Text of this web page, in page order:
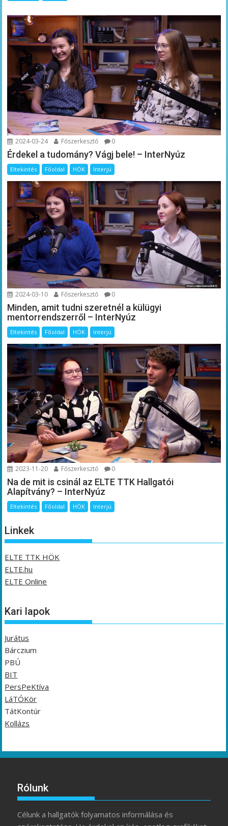
2024-03-24 Főszerkesztő 0
Érdekel a tudomány? Vágj bele! – InterNyúz
Eltekintés Főoldal HÖK Interjú
2024-03-10 Főszerkesztő 0
Minden, amit tudni szeretnél a külügyi
mentorrendszerről – InterNyúz
Eltekintés Főoldal HÖK Interjú
2023-11-20 Főszerkesztő 0
Na de mit is csinál az ELTE TTK Hallgatói
Alapítvány? – InterNyúz
Eltekintés Főoldal HÖK Interjú
Linkek
ELTE TTK HÖK
ELTE.hu
ELTE Online
Kari lapok
Jurátus
Bárczium
PBÚ
BIT
PersPeKtíva
LáTÓKör
TátKontúr
Kollázs
Rólunk
Célunk a hallgatók folyamatos informálása és